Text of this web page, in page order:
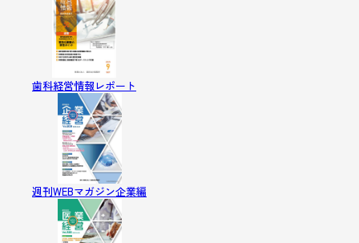
歯科経営情報レポート
週刊WEBマガジン企業編